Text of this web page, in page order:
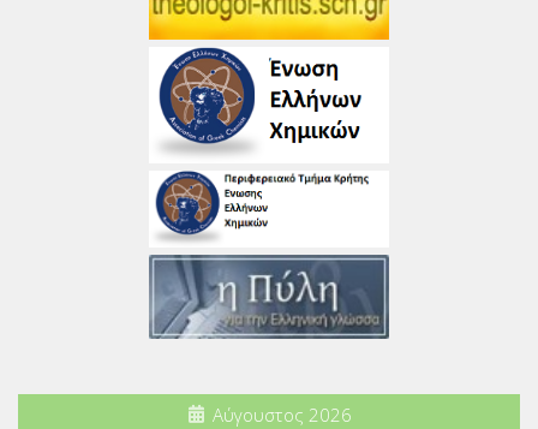
Αύγουστος 2026